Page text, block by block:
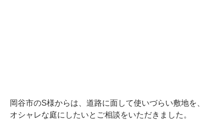
岡谷市のS様からは、道路に面して使いづらい敷地を、
オシャレな庭にしたいとご相談をいただきました。